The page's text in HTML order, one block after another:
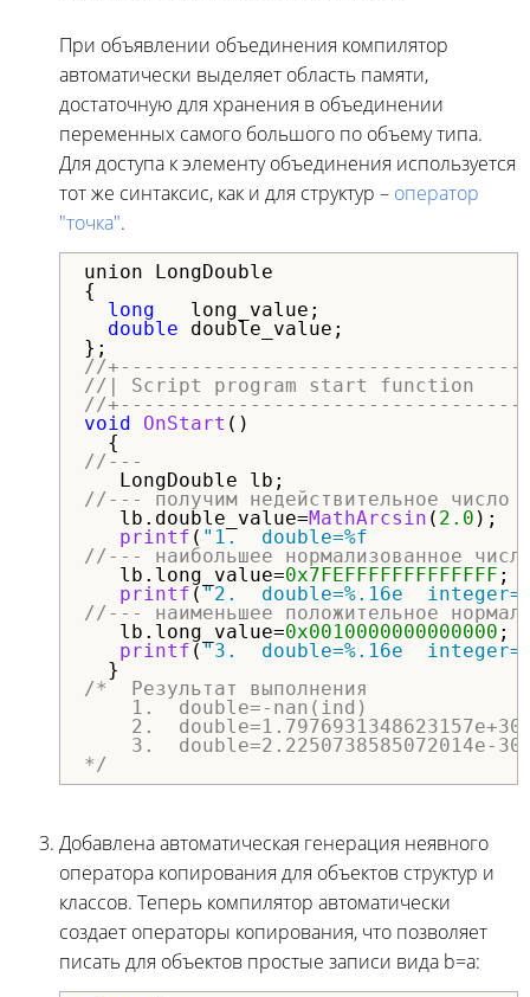
При объявлении объединения компилятор
автоматически выделяет область памяти,
достаточную для хранения в объединении
переменных самого большого по объему типа.
Для доступа к элементу объединения используется
тот же синтаксис, как и для структур – оператор
"точка".
union LongDouble
{
long long_value;
double double_value;
//
//| Script program start function
//
void
OnStart ()
//---
//--- получим недействительное
lb.double_value=MathArcsin ( 2.0 );
printf ( "1.  double=%f
//--- наибольшее нормализованное число
lb.long_value=0x7FEFFFFFFFFFFFFF ;
printf ("2.  double=%.16e
//--- наименьшее положительное
lb.long_value=0x0010000000000000
printf ("3.  double=%.16e
/*  Результат выполнения
1.  double=-nan(ind)
2.  double=1.7976931348623157e+308
3.  double=2.2250738585072014e-308
*/
Добавлена автоматическая генерация неявного
оператора копирования для объектов структур и
классов. Теперь компилятор автоматически
создает операторы копирования, что позволяет
писать для объектов простые записи вида b=a: